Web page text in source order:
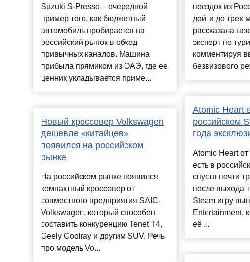
Suzuki S-Presso – очередной
пример того, как бюджетный
автомобиль пробирается на
российский рынок в обход
привычных каналов. Машина
прибыла прямиком из ОАЭ, где ее
ценник укладывается приме...
Новый кроссовер Volkswagen
дешевле «китайцев»
появился на российском
рынке
На российском рынке появился
компактный кроссовер от
совместного предприятия SAIC-
Volkswagen, который способен
составить конкуренцию Tenet T4,
Geely Coolray и другим SUV. Речь
про модель Vo...
поездок из
дойти до трех
рассказала
эксперт по
комментируя
безвизового
Atomic Heart
российском
года
Atomic Heart
есть в
спустя почти
после выхода
Steam игру
Entertainment,
её ...